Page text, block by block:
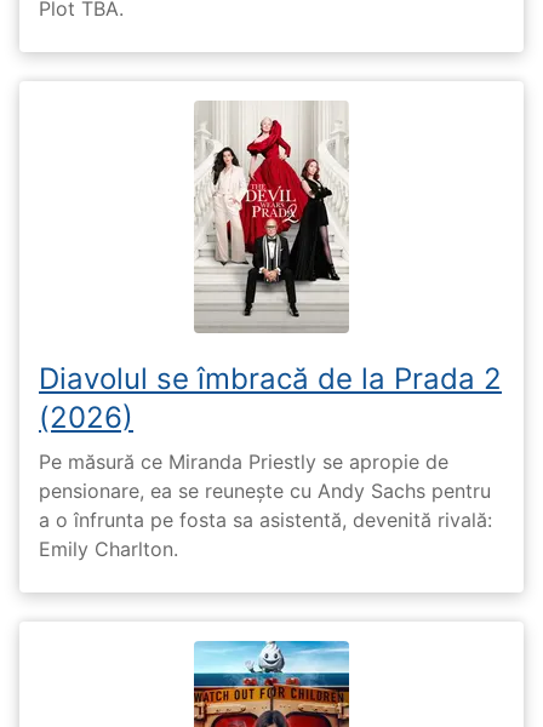
Plot TBA.
Diavolul se îmbracă de la Prada 2
(2026)
Pe măsură ce Miranda Priestly se apropie de
pensionare, ea se reunește cu Andy Sachs pentru
a o înfrunta pe fosta sa asistentă, devenită rivală:
Emily Charlton.